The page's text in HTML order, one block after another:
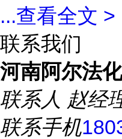
...查看全文 >
联系我们
河南阿尔法
联系人 赵经
联系手机